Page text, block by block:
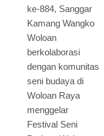
ke-884, Sanggar
Kamang Wangko
Woloan
berkolaborasi
dengan komunitas
seni budaya di
Woloan Raya
menggelar
Festival Seni